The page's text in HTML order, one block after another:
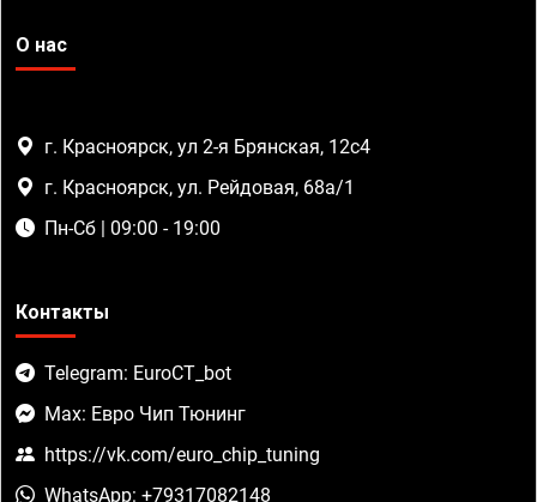
О нас
г. Красноярск, ул 2-я Брянская, 12с4
г. Красноярск, ул. Рейдовая, 68а/1
Пн-Сб | 09:00 - 19:00
Контакты
Telegram: EuroCT_bot
Max: Евро Чип Тюнинг
https://vk.com/euro_chip_tuning
WhatsApp: +79317082148